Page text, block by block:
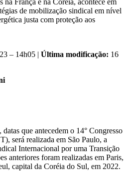
de mobilização sindical em nível
justa com proteção aos
– 14h05 | Última modificação: 16
que antecedem o 14° Congresso
será realizada em São Paulo, a
Internacional por uma Transição
anteriores foram realizadas em Paris,
capital da Coréia do Sul, em 2022.